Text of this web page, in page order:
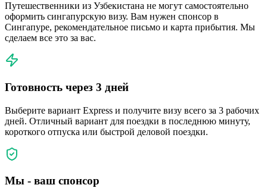
Путешественники из Узбекистана не могут самостоятельно
оформить сингапурскую визу. Вам нужен спонсор в
Сингапуре, рекомендательное письмо и карта прибытия. Мы
сделаем все это за вас.
Готовность через 3 дней
Выберите вариант Express и получите визу всего за 3 рабочих
дней. Отличный вариант для поездки в последнюю минуту,
короткого отпуска или быстрой деловой поездки.
Мы - ваш спонсор